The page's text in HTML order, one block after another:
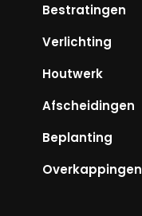
Bestratingen
Verlichting
Houtwerk
Afscheidingen
Beplanting
Overkappingen